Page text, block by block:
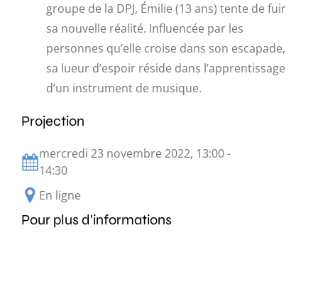
groupe de la DPJ, Émilie (13 ans) tente de fuir
sa nouvelle réalité. Influencée par les
personnes qu’elle croise dans son escapade,
sa lueur d’espoir réside dans l’apprentissage
d’un instrument de musique.
Projection
mercredi 23 novembre 2022, 13:00 -
14:30
En ligne
Pour plus d'informations